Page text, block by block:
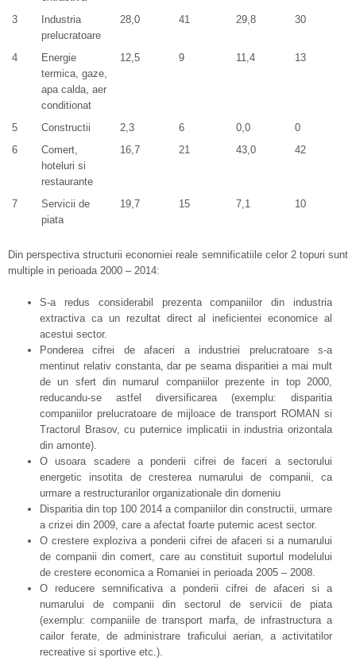
3
Industria
prelucratoare
28,0 41 29,8 30
4
Energie
termica, gaze,
apa calda, aer
conditionat
12,5 9 11,4 13
5 Constructii 2,3 6 0,0
0
6
Comert,
hoteluri si
restaurante
16,7 21 43,0 42
7
Servicii de
piata
19,7 15 7,1 10
Din perspectiva structurii economiei reale semnificatiile celor 2 topuri sunt
multiple in perioada 2000 – 2014:
S-a redus considerabil prezenta companiilor din industria
extractiva ca un rezultat direct al ineficientei economice al
acestui sector.
Ponderea cifrei de afaceri a industriei prelucratoare s-a
mentinut relativ constanta, dar pe seama disparitiei a mai mult
de un sfert din numarul companiilor prezente in top 2000,
reducandu-se astfel diversificarea (exemplu: disparitia
companiilor prelucratoare de mijloace de transport ROMAN si
Tractorul Brasov, cu puternice implicatii in industria orizontala
din amonte).
O usoara scadere a ponderii cifrei de faceri a sectorului
energetic insotita de cresterea numarului de companii, ca
urmare a restructurarilor organizationale din domeniu
Disparitia din top 100 2014 a companiilor din constructii, urmare
a crizei din 2009, care a afectat foarte puternic acest sector.
O crestere exploziva a ponderii cifrei de afaceri si a numarului
de companii din comert, care au constituit suportul modelului
de crestere economica a Romaniei in perioada 2005 – 2008.
O reducere semnificativa a ponderii cifrei de afaceri si a
numarului de companii din sectorul de servicii de piata
(exemplu: companiile de transport marfa, de infrastructura a
cailor ferate, de administrare traficului aerian, a activitatilor
recreative si sportive etc.).